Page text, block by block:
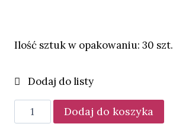
Ilość sztuk w opakowaniu: 30 szt.
ilość
Collaceina
Dodaj do koszyka